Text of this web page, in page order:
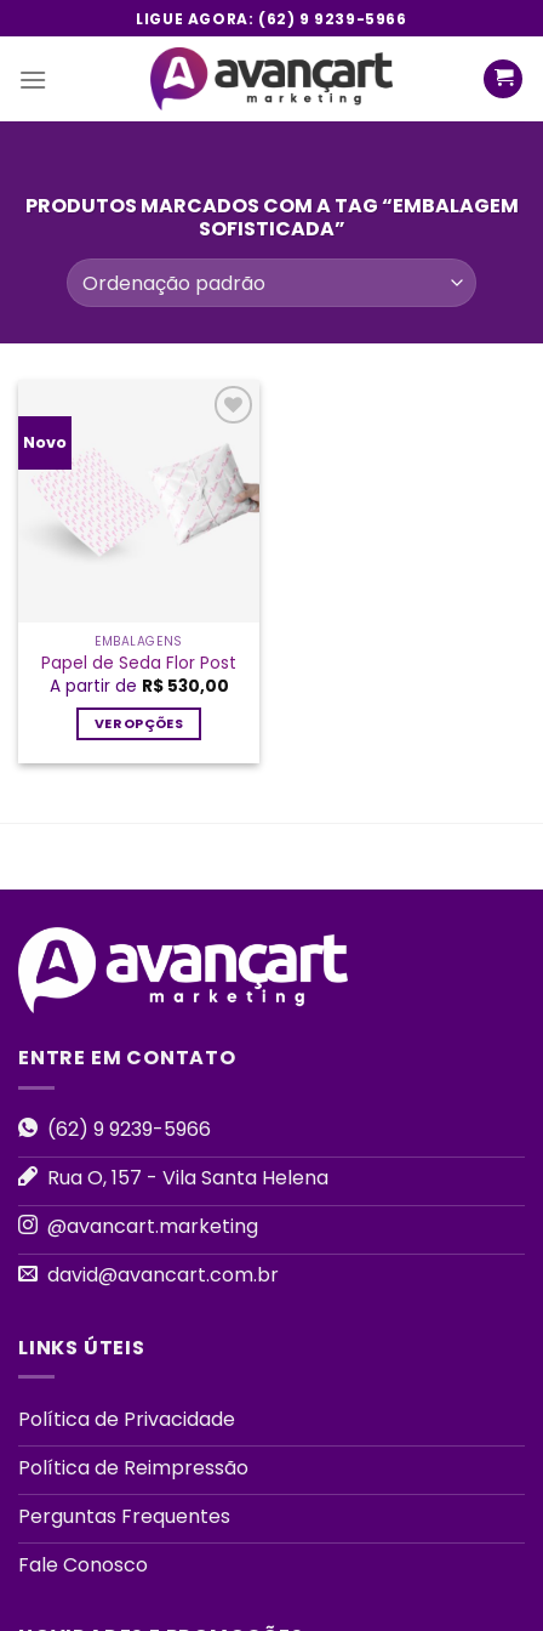
to
content
LIGUE AGORA: (62) 9 9239-5966
PRODUTOS MARCADOS COM A TAG “EMBALAGEM
SOFISTICADA”
Novo
Add a
lista de
desejos
EMBALAGENS
Papel de Seda Flor Post
A partir de R$530,00
VER OPÇÕES
ser
escolhidas
na
do
ENTRE EM CONTATO
(62) 9 9239-5966
Rua O, 157 - Vila Santa Helena
@avancart.marketing
david@avancart.com.br
LINKS ÚTEIS
Política de Privacidade
Política de Reimpressão
Perguntas Frequentes
Fale Conosco